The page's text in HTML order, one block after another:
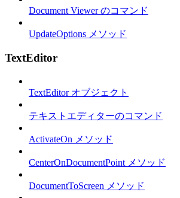
Document Viewer のコマンド
UpdateOptions メソッド
TextEditor
TextEditor オブジェクト
テキストエディターのコマンド
ActivateOn メソッド
CenterOnDocumentPoint メソッド
DocumentToScreen メソッド